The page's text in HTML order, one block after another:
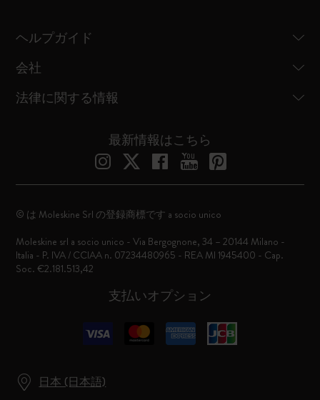
ヘルプガイド
会社
法律に関する情報
最新情報はこちら
日本 (日本語)
支払いオプション
© は Moleskine Srl の登録商標です a socio unico
Moleskine srl a socio unico - Via Bergognone, 34 – 20144 Milano -
Italia - P. IVA / CCIAA n. 07234480965 - REA MI 1945400 - Cap.
Soc. €2.181.513,42